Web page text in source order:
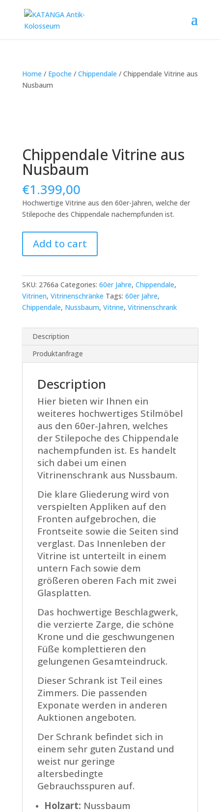
Home / Epoche / Chippendale / Chippendale Vitrine aus
Nusbaum
Chippendale Vitrine aus
Nusbaum
€1.399,00
Hochwertige Vitrine aus den 60er-Jahren, welche der
Stilepoche des Chippendale nachempfunden ist.
Vitrine
aus
quantity
Add to cart
SKU: 2766a Categories: 60er Jahre, Chippendale,
Vitrinen, Vitrinenschränke Tags: 60er Jahre,
Chippendale, Nussbaum, Vitrine, Vitrinenschrank
Description
Produktanfrage
Description
Hier bieten wir Ihnen ein
weiteres hochwertiges Stilmöbel
aus den 60er-Jahren, welches
der Stilepoche des Chippendale
nachempfunden ist. Es handelt
sich dabei um einen
Vitrinenschrank aus Nussbaum.
Die klare Gliederung wird von
verspielten Appliken auf den
Fronten aufgebrochen, die
Frontseite sowie die Seiten sind
verglast. Das Innenleben der
Vitrine ist unterteilt in einem
untern Fach sowie dem
größeren oberen Fach mit zwei
Glasplatten.
Das hochwertige Beschlagwerk,
die verzierte Zarge, die schöne
Krone und die geschwungenen
Füße komplettieren den
gelungenen Gesamteindruck.
Dieser Schrank ist Teil eines
Zimmers. Die passenden
Exponate werden in anderen
Auktionen angeboten.
Der Schrank befindet sich in
einem sehr guten Zustand und
weist nur geringe
altersbedingte
Gebrauchsspuren auf.
Holzart: Nussbaum